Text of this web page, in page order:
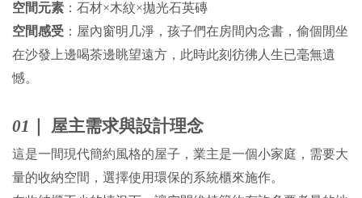
空間元素 ：石材×木紋×拋光石英磚
空間感受 ：屋內窗明几淨，孩子們在房間內念書，偷個閒坐
在沙發上邊喝茶邊眺望遠方，此時此刻彷彿人生已毫無遺
憾。
01 屋主需求與設計理念
這是一間現代簡約風格的屋子，業主是一個小家庭，需要大
量的收納空間，選擇使用環保的系統櫃來施作。